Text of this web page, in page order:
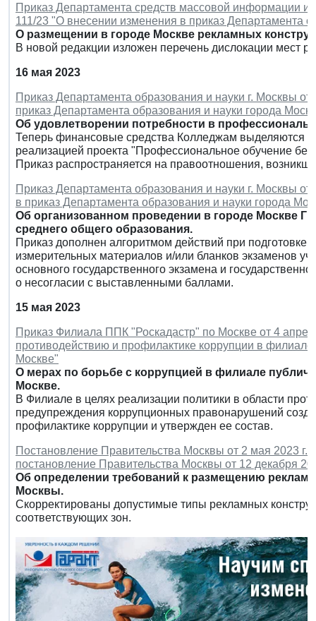
Приказ Департамента средств массовой информации и
111/23 "О внесении изменения в приказ Департамента
О размещении в городе Москве рекламных
В новой редакции изложен перечень дислокации мест
16 мая 2023
Приказ Департамента образования и науки г. Москвы
приказ Департамента образования и науки города
Об удовлетворении потребности в
Теперь финансовые средства Колледжам выделяются
реализацией проекта "Профессиональное обучение без
Приказ распространяется на правоотношения,
Приказ Департамента образования и науки г. Москвы
в приказ Департамента образования и науки города
Об организованном проведении в городе Москве
среднего общего образования.
Приказ дополнен алгоритмом действий при
измерительных материалов и/или бланков экзаменов
основного государственного экзамена и
о несогласии с выставленными баллами.
15 мая 2023
Приказ Филиала ППК "Роскадастр" по Москве от 4
противодействию и профилактике коррупции в
Москве"
О мерах по борьбе с коррупцией в филиале
Москве.
В Филиале в целях реализации политики в области
предупреждения коррупционных правонарушений
профилактике коррупции и утвержден ее состав.
Постановление Правительства Москвы от 2 мая 2023
постановление Правительства Москвы от 12 декабря
Об определении требований к размещению
Москвы.
Скорректированы допустимые типы рекламных
соответствующих зон.